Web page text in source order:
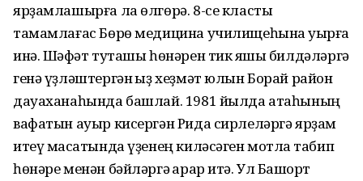
ярҙамлашырға ла өлгөрә. 8-се класты
тамамлағас Бөрө медицина училищеһына уҡырға
инә. Шәфҡәт туташы һөнәрен тик яҡшы билдәләргә
генә үҙләштергән ҡыҙ хеҙмәт юлын Борай район
дауаханаһында башлай. 1981 йылда атаһының
вафатын ауыр кисергән Рида сирлеләргә ярҙам
итеү маҡсатында үҙенең киләсәген мотлаҡ табип
һөнәре менән бәйләргә ҡарар итә. Ул Башҡорт